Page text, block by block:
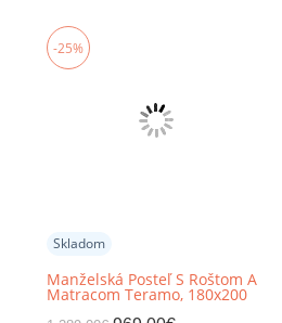
-25%
Skladom
Manželská Posteľ S Roštom A
Matracom Teramo, 180x200